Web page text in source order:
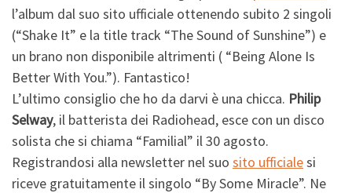
l’album dal suo sito ufficiale ottenendo subito 2 singoli
(“Shake It” e la title track “The Sound of Sunshine”) e
un brano non disponibile altrimenti ( “Being Alone Is
Better With You.”). Fantastico!
L’ultimo consiglio che ho da darvi è una chicca. Philip
Selway, il batterista dei Radiohead, esce con un disco
solista che si chiama “Familial” il 30 agosto.
Registrandosi alla newsletter nel suo sito ufficialesi
riceve gratuitamente il singolo “By Some Miracle”. Ne